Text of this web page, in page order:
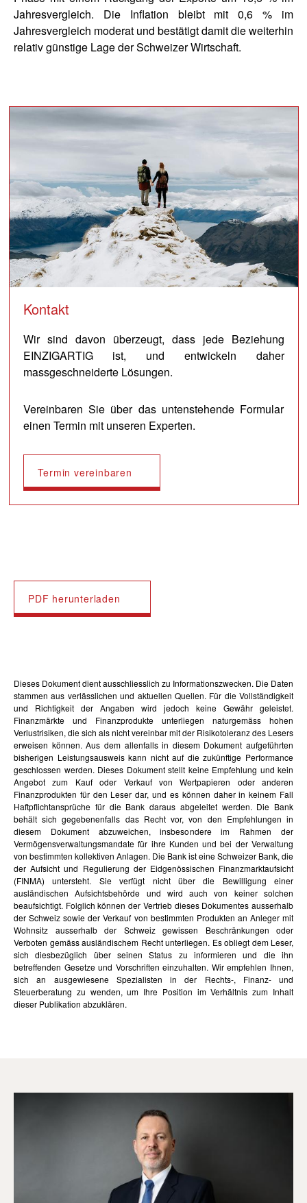
Jahresvergleich. Die Inflation bleibt mit 0,6 % im
Jahresvergleich moderat und bestätigt damit die weiterhin
relativ günstige Lage der Schweizer Wirtschaft.
Kontakt
Wir sind davon überzeugt, dass jede Beziehung
EINZIGARTIG ist, und entwickeln daher
massgeschneiderte Lösungen.
Vereinbaren Sie über das untenstehende Formular
einen Termin mit unseren Experten.
Termin vereinbaren
PDF herunterladen
Dieses Dokument dient ausschliesslich zu Informationszwecken. Die Daten
stammen aus verlässlichen und aktuellen Quellen. Für die Vollständigkeit
und Richtigkeit der Angaben wird jedoch keine Gewähr geleistet.
Finanzmärkte und Finanzprodukte unterliegen naturgemäss hohen
Verlustrisiken, die sich als nicht vereinbar mit der Risikotoleranz des Lesers
erweisen können. Aus dem allenfalls in diesem Dokument aufgeführten
bisherigen Leistungsausweis kann nicht auf die zukünftige Performance
geschlossen werden. Dieses Dokument stellt keine Empfehlung und kein
Angebot zum Kauf oder Verkauf von Wertpapieren oder anderen
Finanzprodukten für den Leser dar, und es können daher in keinem Fall
Haftpflichtansprüche für die Bank daraus abgeleitet werden. Die Bank
behält sich gegebenenfalls das Recht vor, von den Empfehlungen in
diesem Dokument abzuweichen, insbesondere im Rahmen der
Vermögensverwaltungsmandate für ihre Kunden und bei der Verwaltung
von bestimmten kollektiven Anlagen. Die Bank ist eine Schweizer Bank, die
der Aufsicht und Regulierung der Eidgenössischen Finanzmarktaufsicht
(FINMA) untersteht. Sie verfügt nicht über die Bewilligung einer
ausländischen Aufsichtsbehörde und wird auch von keiner solchen
beaufsichtigt. Folglich können der Vertrieb dieses Dokumentes ausserhalb
der Schweiz sowie der Verkauf von bestimmten Produkten an Anleger mit
Wohnsitz ausserhalb der Schweiz gewissen Beschränkungen oder
Verboten gemäss ausländischem Recht unterliegen. Es obliegt dem Leser,
sich diesbezüglich über seinen Status zu informieren und die ihn
betreffenden Gesetze und Vorschriften einzuhalten. Wir empfehlen Ihnen,
sich an ausgewiesene Spezialisten in der Rechts-, Finanz- und
Steuerberatung zu wenden, um Ihre Position im Verhältnis zum Inhalt
dieser Publikation abzuklären.